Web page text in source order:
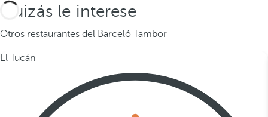
Quizás le interese
Otros restaurantes del Barceló Tambor
El Tucán